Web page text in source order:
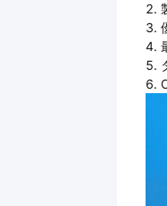
2.
3.
4.
5.
6.